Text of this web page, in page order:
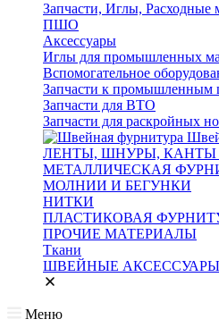
Запчасти, Иглы, Расходные
ПШО
Аксессуары
Иглы для промышленных
Вспомогательное
Запчасти к
Запчасти для ВТО
Запчасти для раскройных
ЛЕНТЫ, ШНУРЫ, КАНТЫ
МЕТАЛЛИЧЕСКАЯ
МОЛНИИ И БЕГУНКИ
НИТКИ
ПЛАСТИКОВАЯ
ПРОЧИЕ МАТЕРИАЛЫ
Ткани
ШВЕЙНЫЕ АКСЕССУАРЫ
Меню